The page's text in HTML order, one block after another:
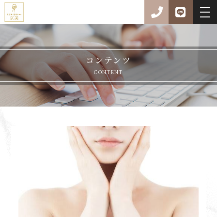
コンテンツ
CONTENT